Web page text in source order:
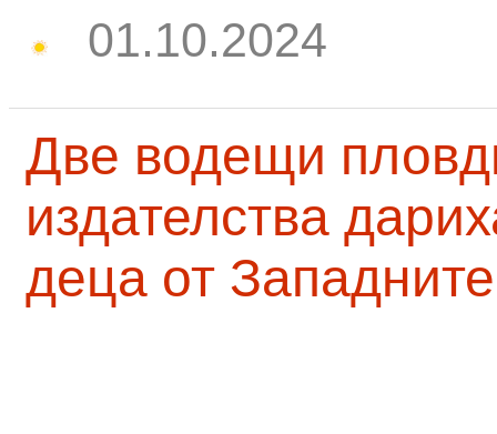
01.10.2024
Две водещи
издателства
деца от